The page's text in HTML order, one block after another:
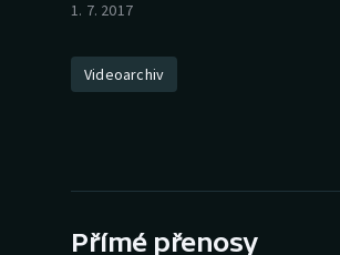
Atletika
1. 7. 2017
Videoarchiv
Přímé přenosy